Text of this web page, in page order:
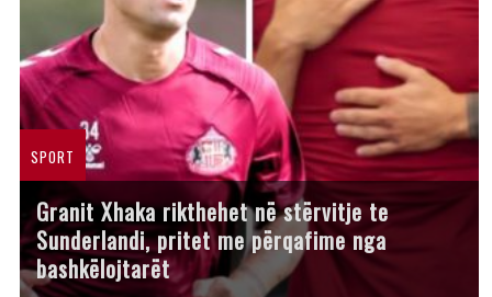
SPORT
Granit Xhaka rikthehet në stërvitje te
Sunderlandi, pritet me përqafime nga
bashkëlojtarët